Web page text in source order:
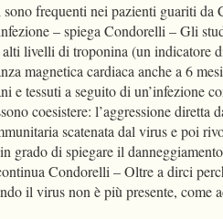
frequenti nei pazienti guariti da
– spiega Condorelli – Gli
livelli di troponina (un indicatore
magnetica cardiaca anche a 6
e tessuti a seguito di un’infezione
coesistere: l’aggressione diretta
scatenata dal virus e poi
grado di spiegare il
Condorelli – Oltre a dirci
il virus non è più presente, come